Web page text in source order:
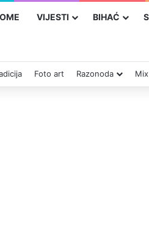
VIJESTI BIHAĆ
Foto art Razonoda Mix